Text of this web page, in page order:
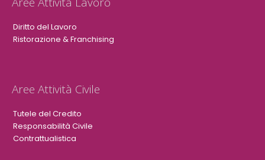
Diritto del Lavoro
Ristorazione & Franchising
Aree Attività Civile
Tutele del Credito
Responsabilità Civile
Contrattualistica